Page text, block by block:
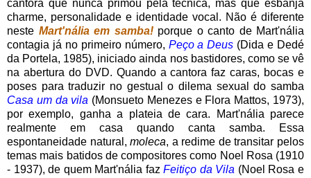
cantora que nunca primou pela técnica, mas que esbanja
charme, personalidade e identidade vocal. Não é diferente
neste Mart'nália em samba! porque o canto de Mart'nália
contagia já no primeiro número, Peço a Deus (Dida e Dedé
da Portela, 1985), iniciado ainda nos bastidores, como se vê
na abertura do DVD. Quando a cantora faz caras, bocas e
poses para traduzir no gestual o dilema sexual do samba
Casa um da vila (Monsueto Menezes e Flora Mattos, 1973),
por exemplo, ganha a plateia de cara. Mart'nália parece
realmente em casa quando canta samba. Essa
espontaneidade natural,moleca, a redime de transitar pelos
temas mais batidos de compositores como Noel Rosa (1910
- 1937), de quem Mart'nália fazFeitiço da Vila (Noel Rosa e